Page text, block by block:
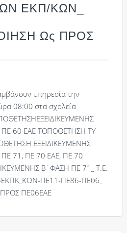
ΕΚΠ/ΚΩΝ_
Ως ΠΡΟΣ
υπηρεσία την
08:00 στα σχολεία
60 ΕΑΕ ΤΟΠΟΘΕΤΗΣΗ ΤΥ
ΕΞΕΙΔΙΚΕΥΜΕΝΗΣ
71, ΠΕ 70 ΕΑΕ, ΠΕ 70
Β΄ΦΑΣΗ ΠΕ 71_ Τ.Ε.
ΠΕ11-ΠΕ86-ΠΕ06_
ΠΕ06ΕΑΕ